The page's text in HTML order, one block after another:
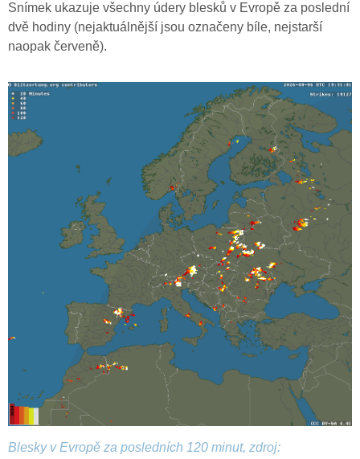
Snímek ukazuje všechny údery blesků v Evropě za poslední
dvě hodiny (nejaktuálnější jsou označeny bíle, nejstarší
naopak červeně).
Blesky v Evropě za posledních 120 minut, zdroj: